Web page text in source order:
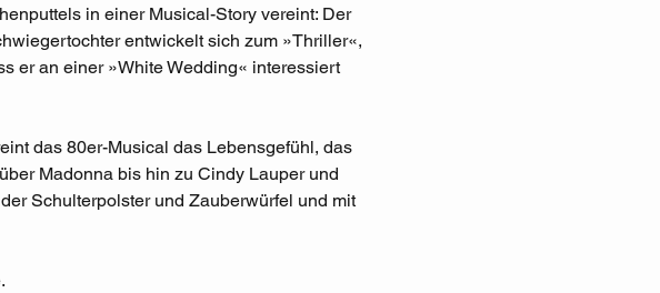
in einer Musical-Story vereint: Der
entwickelt sich zum »Thriller«,
er an einer »White Wedding« interessiert
das 80er-Musical das Lebensgefühl, das
Madonna bis hin zu Cindy Lauper und
Schulterpolster und Zauberwürfel und mit